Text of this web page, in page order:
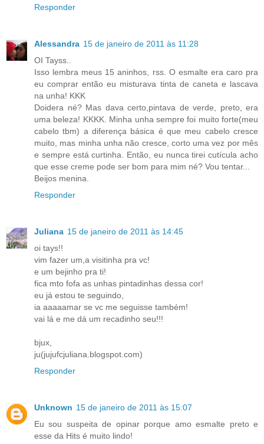
Responder
Alessandra 15 de janeiro de 2011 às 11:28
OI Tayss..
Isso lembra meus 15 aninhos, rss. O esmalte era caro pra
eu comprar então eu misturava tinta de caneta e lascava
na unha! KKK
Doidera né? Mas dava certo,pintava de verde, preto, era
uma beleza! KKKK. Minha unha sempre foi muito forte(meu
cabelo tbm) a diferença básica é que meu cabelo cresce
muito, mas minha unha não cresce, corto uma vez por mês
e sempre está curtinha. Então, eu nunca tirei cutícula acho
que esse creme pode ser bom para mim né? Vou tentar...
Beijos menina.
Responder
Juliana 15 de janeiro de 2011 às 14:45
oi tays!!
vim fazer um,a visitinha pra vc!
e um bejinho pra ti!
fica mto fofa as unhas pintadinhas dessa cor!
eu já estou te seguindo,
ia aaaaamar se vc me seguisse também!
vai lá e me dá um recadinho seu!!!
bjux,
ju(jujufcjuliana.blogspot.com)
Responder
Unknown 15 de janeiro de 2011 às 15:07
Eu sou suspeita de opinar porque amo esmalte preto e
esse da Hits é muito lindo!